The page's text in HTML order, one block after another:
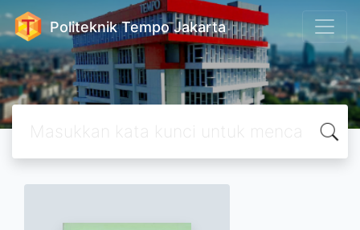
Politeknik Tempo Jakarta